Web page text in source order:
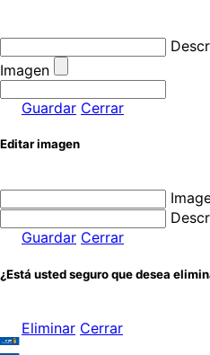
Imagen
Guardar Cerrar
Editar imagen
Guardar Cerrar
¿Está usted seguro que desea
Eliminar Cerrar